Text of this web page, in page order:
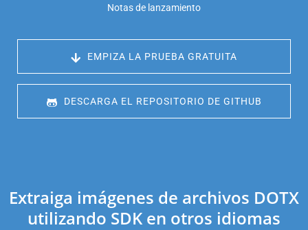
Notas de lanzamiento
EMPIZA LA PRUEBA GRATUITA
DESCARGA EL REPOSITORIO DE GITHUB
Extraiga imágenes de archivos DOTX
utilizando SDK en otros idiomas